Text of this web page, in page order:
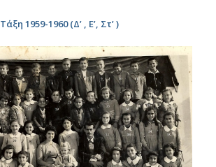
Τάξη 1959-1960 (Δ’ , Ε’, Στ’ )